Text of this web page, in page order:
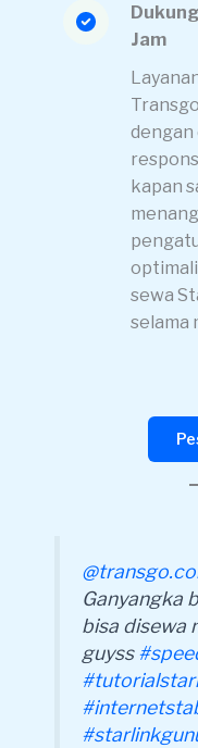
Jam
dengan
kapan
sewa
selama
Ganyangka
bisa disewa
guyss